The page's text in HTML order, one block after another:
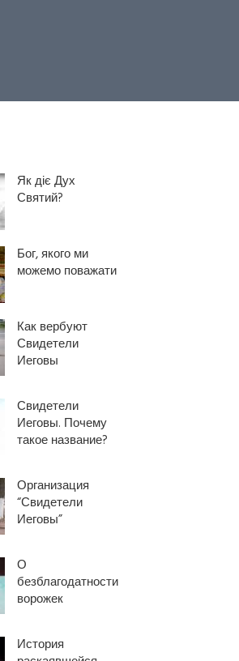
Як діє Дух
Святий?
Бог, якого ми
можемо поважати
Как вербуют
Свидетели
Иеговы
Свидетели
Иеговы. Почему
такое название?
Организация
“Свидетели
Иеговы”
О
безблагодатности
ворожек
История